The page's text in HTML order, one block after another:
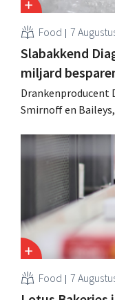
Food 7
Slabakkend
miljard
Drankenproducent
Smirnoff en
andere Guiness en
Food 7